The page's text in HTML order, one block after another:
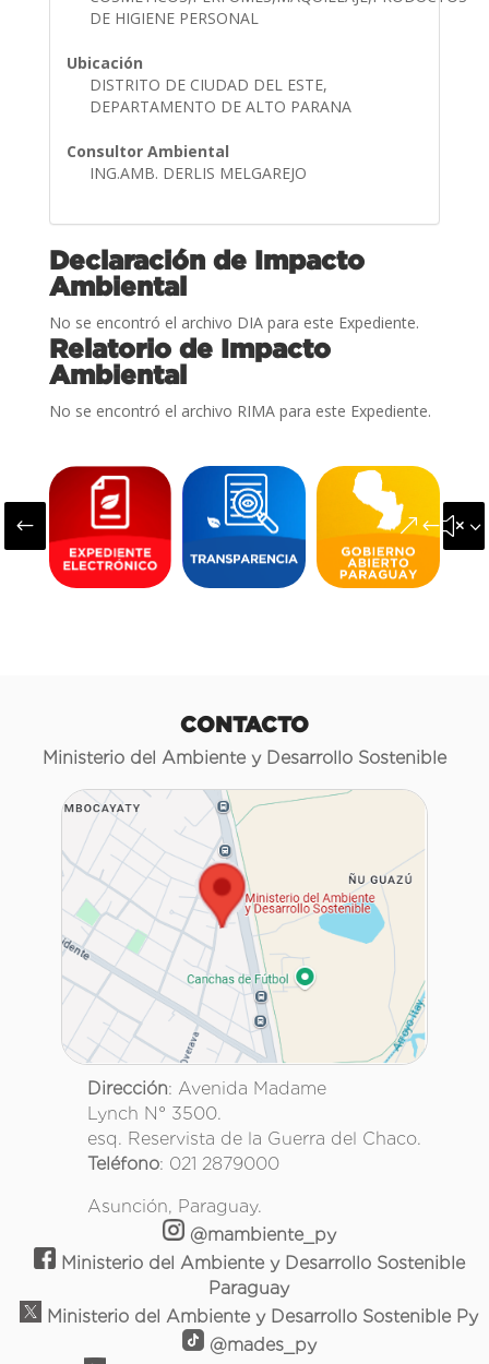
DE HIGIENE PERSONAL
Ubicación
DISTRITO DE CIUDAD DEL ESTE,
DEPARTAMENTO DE ALTO PARANA
Consultor Ambiental
ING.AMB. DERLIS MELGAREJO
Declaración de Impacto
Ambiental
No se encontró el archivo DIA para este Expediente.
Relatorio de Impacto
Ambiental
No se encontró el archivo RIMA para este Expediente.
#
CONTACTO
Ministerio del Ambiente y Desarrollo Sostenible
Dirección: Avenida Madame
Lynch N° 3500.
esq. Reservista de la Guerra del Chaco.
Teléfono: 021 2879000
Asunción, Paraguay.
@mambiente_py
Ministerio del Ambiente y Desarrollo Sostenible
Paraguay
Ministerio del Ambiente y Desarrollo Sostenible Py
@mades_py